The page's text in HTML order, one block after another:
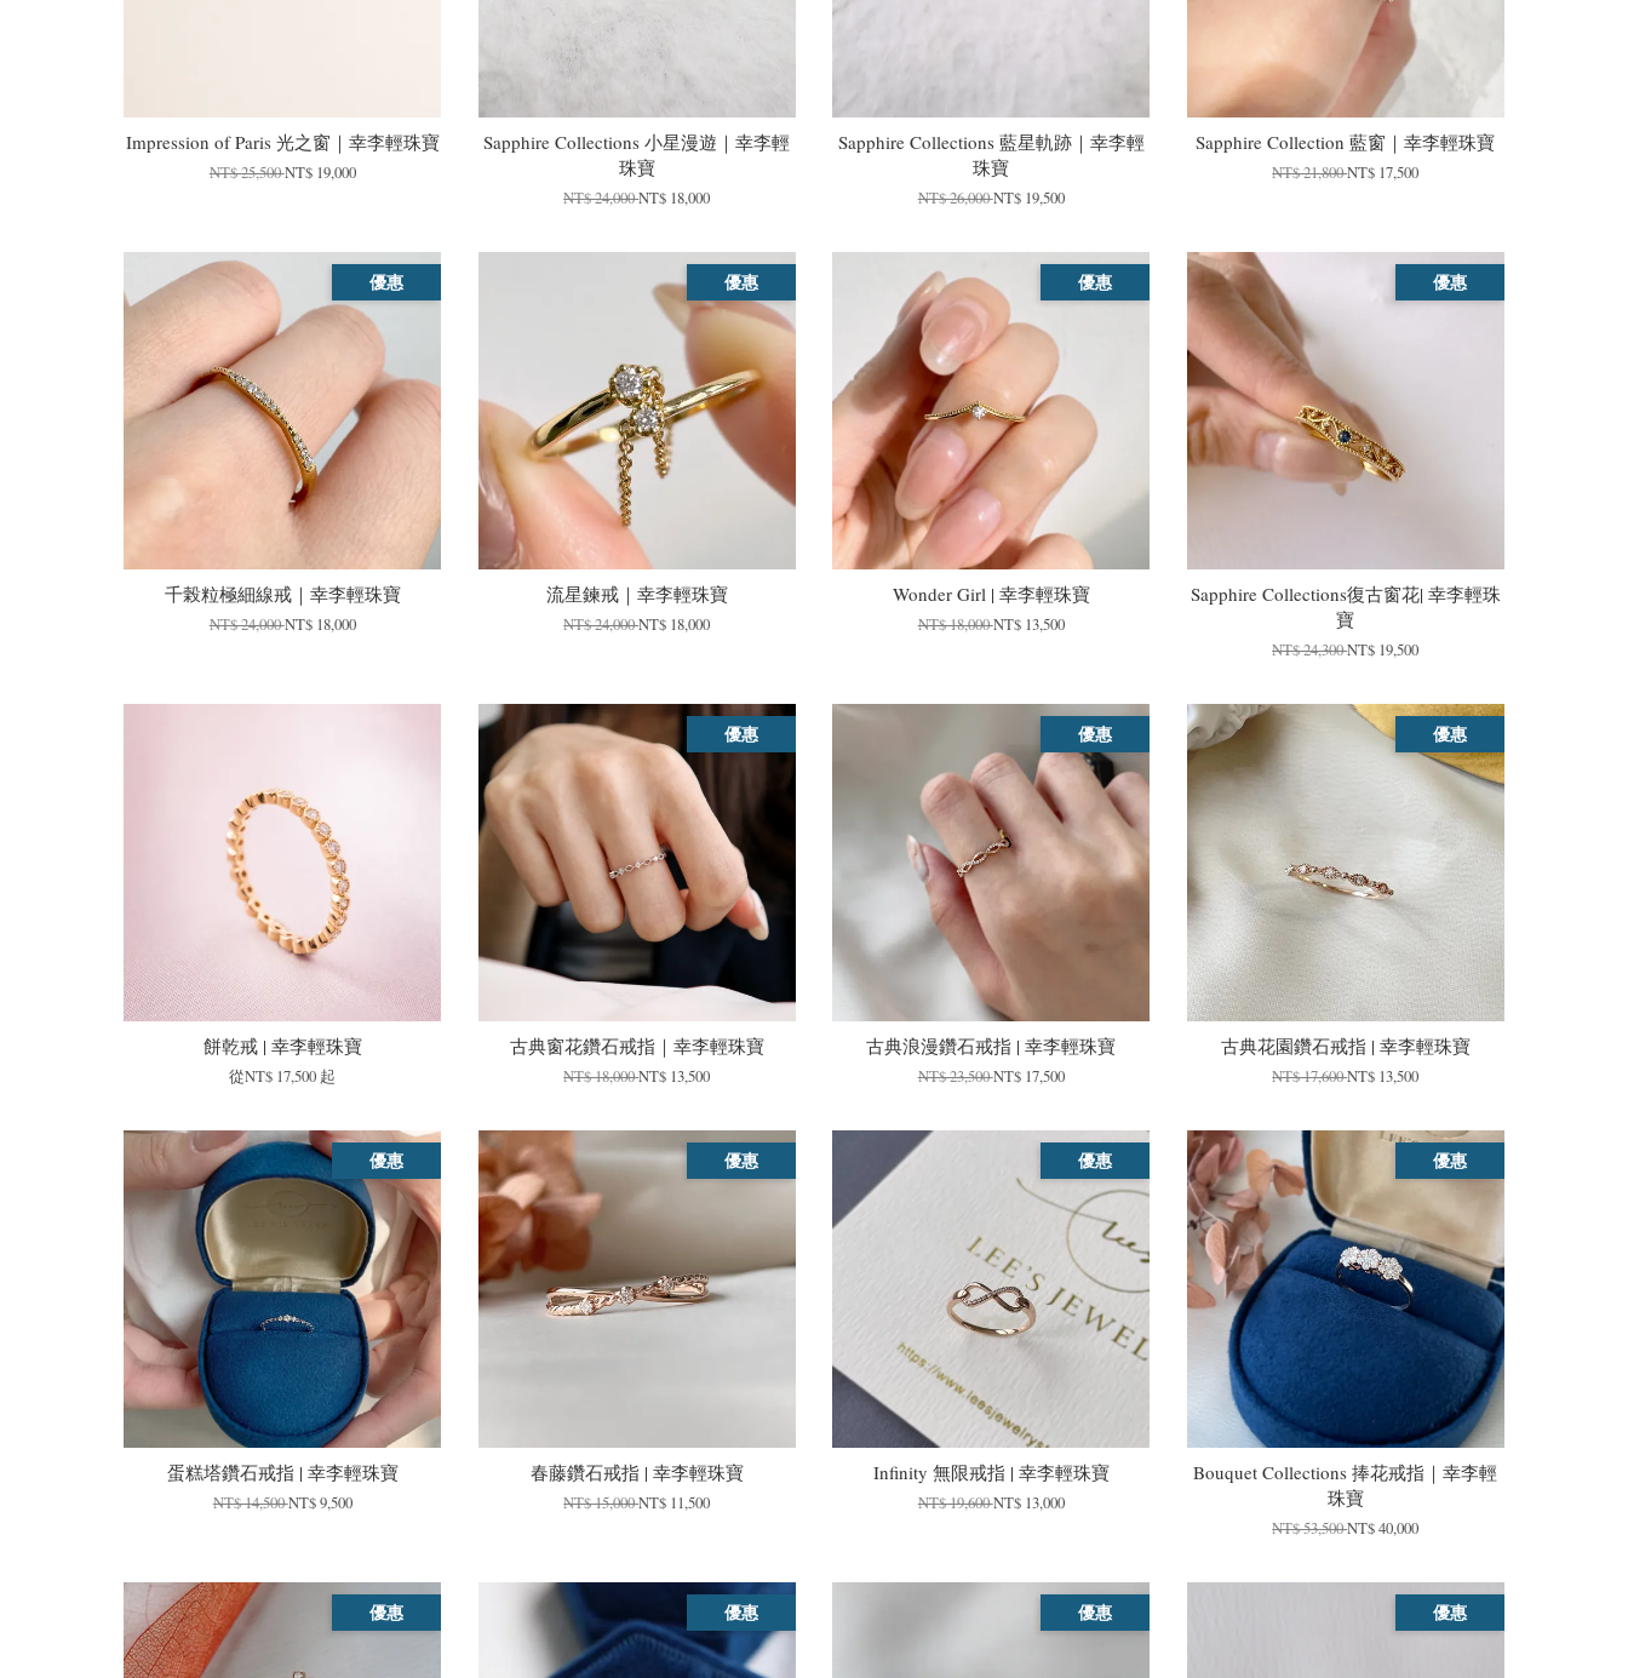
Impression of Paris 光之窗｜幸李輕珠寶
NT$ 25,500NT$ 19,000
Sapphire Collections 小星漫遊｜幸李輕
珠寶
NT$ 24,000NT$ 18,000
Sapphire Collections 藍星軌跡｜幸李輕
珠寶
NT$ 26,000NT$ 19,500
Sapphire Collection 藍窗｜幸李輕珠寶
NT$ 21,800NT$ 17,500
優惠
千榖粒極細線戒｜幸李輕珠寶
NT$ 24,000NT$ 18,000
優惠
流星鍊戒｜幸李輕珠寶
NT$ 24,000NT$ 18,000
優惠
Wonder Girl | 幸李輕珠寶
NT$ 18,000NT$ 13,500
優惠
Sapphire Collections復古窗花| 幸李輕珠
寶
NT$ 24,300NT$ 19,500
餅乾戒 | 幸李輕珠寶
從NT$ 17,500 起
優惠
古典窗花鑽石戒指｜幸李輕珠寶
NT$ 18,000NT$ 13,500
優惠
古典浪漫鑽石戒指 | 幸李輕珠寶
NT$ 23,500NT$ 17,500
優惠
古典花園鑽石戒指 | 幸李輕珠寶
NT$ 17,600NT$ 13,500
優惠
蛋糕塔鑽石戒指 | 幸李輕珠寶
NT$ 14,500NT$ 9,500
優惠
春藤鑽石戒指 | 幸李輕珠寶
NT$ 15,000NT$ 11,500
優惠
Infinity 無限戒指 | 幸李輕珠寶
NT$ 19,600NT$ 13,000
優惠
Bouquet Collections 捧花戒指｜幸李輕
珠寶
NT$ 53,500NT$ 40,000
優惠 優惠 優惠 優惠